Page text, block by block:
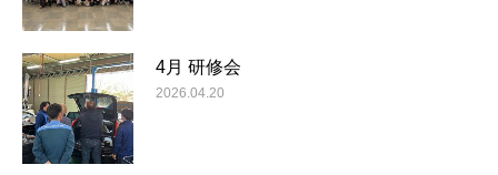
4月 研修会
2026.04.20